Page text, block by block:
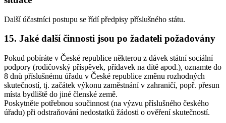
Další účastníci postupu se řídí předpisy příslušného státu.
15. Jaké další činnosti jsou po žadateli požadovány
Pokud pobíráte v České republice některou z dávek státní sociální
podpory (rodičovský příspěvek, přídavek na dítě apod.), oznamte do
8 dnů příslušnému úřadu v České republice změnu rozhodných
skutečností, tj. začátek výkonu zaměstnání v zahraničí, popř. přesun
místa bydliště do jiné členské země.
Poskytněte potřebnou součinnost (na výzvu příslušného českého
úřadu) při odstraňování nedostatků žádosti o ověření skutečností.